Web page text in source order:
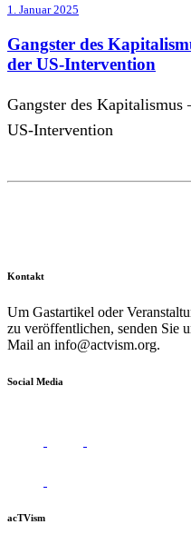
1. Januar 2025
Gangster des
der US-Intervention
Gangster des Kapitalismus
US-Intervention
Kontakt
Um Gastartikel oder
zu veröffentlichen, senden Sie
Mail an info@actvism.org.
Social Media
acTVism